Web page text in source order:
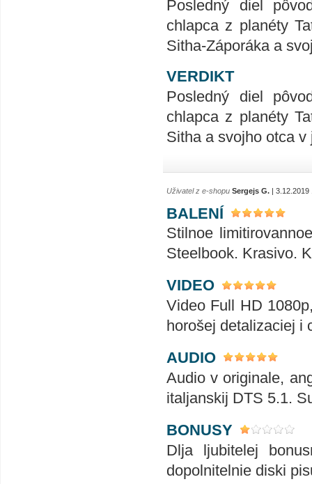
Posledný diel
chlapca z planéty
Sitha-Záporáka a
VERDIKT
Posledný diel
chlapca z planéty
Sitha a svojho otca
Uživatel z e-shopu Sergejs G. | 3.12.2019
BALENÍ
Stilnoe
Steelbook. Krasivo.
VIDEO
Video Full HD
horošej detalizaciej i
AUDIO
Audio v originale,
italjanskij DTS 5.1.
BONUSY
Dlja ljubitelej
dopolnitelnie diski